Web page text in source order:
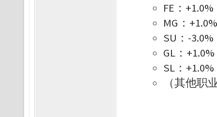
FE：
MG：
SU：-3.0%
GL：
SL：
（其他职